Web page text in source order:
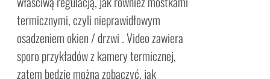
termicznymi, czyli nieprawidłowym
osadzeniem okien / drzwi . Video zawiera
sporo przykładów z kamery termicznej,
zatem będzie można zobaczyć, jak